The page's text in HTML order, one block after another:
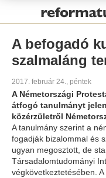
A befogadó
szalmaláng
2017. február 24., péntek
A Németországi
átfogó tanulmányt
közérzületről
A tanulmány szerint a
fogadják bizalommal és
ugyan megosztott, de
Társadalomtudományi
végkövetkeztetésében.